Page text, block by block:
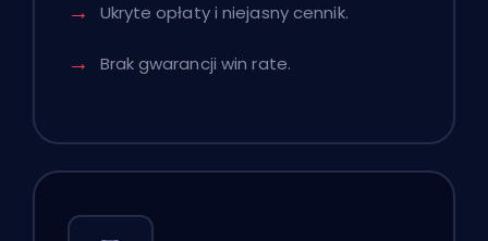
Ukryte opłaty i niejasny cennik.
Brak gwarancji win rate.